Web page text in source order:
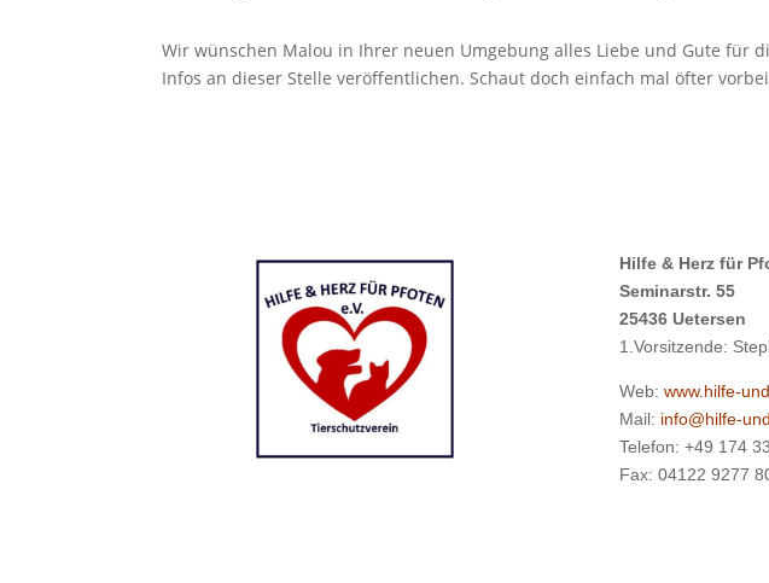
Wir wünschen Malou in Ihrer neuen Umgebung alles Liebe und Gute für
Infos an dieser Stelle veröffentlichen. Schaut doch einfach mal öfter
Hilfe & Herz für
Seminarstr. 55
25436 Uetersen
1.Vorsitzende:
Web: www.hilfe-
Mail: info@hilfe-
Telefon: +49 174
Fax: 04122 9277